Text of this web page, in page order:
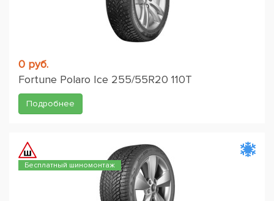
0 руб.
Fortune Polaro Ice 255/55R20 110T
Подробнее
Бесплатный шиномонтаж